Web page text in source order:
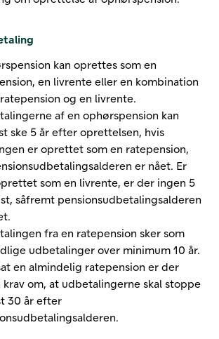
kan oprettes som en
en livrente eller en kombination
og en livrente.
af en ophørspension kan
ske 5 år efter oprettelsen, hvis
er oprettet som en ratepension,
er nået. Er
som en livrente, er der ingen 5
såfremt pensionsudbetalingsalderen
fra en ratepension sker som
udbetalinger over minimum 10 år.
en almindelig ratepension er der
krav om, at udbetalingerne skal stoppe
30 år efter